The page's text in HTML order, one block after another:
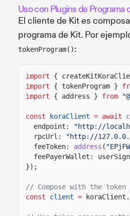
Uso con Plugins de Programa
El cliente de Kit es
programa de Kit. Por
tokenProgram():
import {
import
{ tokenProgram }
import
{ address } from
const koraClient = await
endpoint:
"http://
rpcUrl:
"http://
feeToken:
address (
feePayerWallet:
});
// Compose with the token
const
client = koraClient.